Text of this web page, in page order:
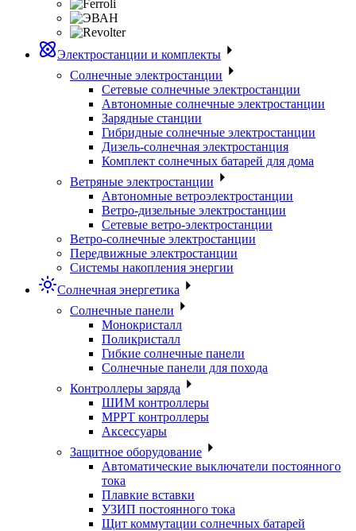
Электростанции и комплекты
Солнечные электростанции
Сетевые солнечные электростанции
Автономные солнечные электростанции
Зарядные станции
Гибридные солнечные электростанции
Дизель-солнечная электростанция
Комплект солнечных батарей для дома
Ветряные электростанции
Автономные ветроэлектростанции
Ветро-дизельные электростанции
Сетевые ветро-электростанции
Ветро-солнечные электростанции
Передвижные электростанции
Системы накопления энергии
Солнечная энергетика
Солнечные панели
Монокристалл
Поликристалл
Гибкие солнечные панели
Солнечные панели для похода
Контроллеры заряда
ШИМ контроллеры
МРРТ контроллеры
Аксессуары
Защитное оборудование
Автоматические выключатели постоянного
тока
Плавкие вставки
УЗИП постоянного тока
Щит коммутации солнечных батарей